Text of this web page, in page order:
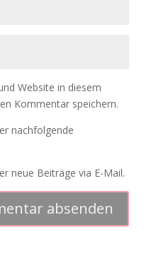
Website in diesem
Kommentar speichern.
nachfolgende
neue Beiträge via E-Mail.